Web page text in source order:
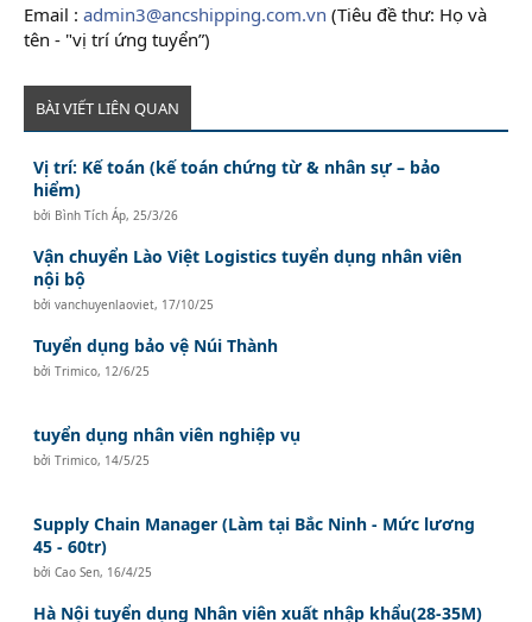
Email : admin3@ancshipping.com.vn (Tiêu đề thư: Họ và
tên - "vị trí ứng tuyển”)
BÀI VIẾT LIÊN QUAN
Vị trí: Kế toán (kế toán chứng từ & nhân sự – bảo
hiểm)
bởi Bình Tích Áp, 25/3/26
Vận chuyển Lào Việt Logistics tuyển dụng nhân viên
nội bộ
bởivanchuyenlaoviet, 17/10/25
Tuyển dụng bảo vệ Núi Thành
bởiTrimico, 12/6/25
tuyển dụng nhân viên nghiệp vụ
bởiTrimico, 14/5/25
Supply Chain Manager (Làm tại Bắc Ninh - Mức lương
45 - 60tr)
bởiCao Sen, 16/4/25
Hà Nội tuyển dụng Nhân viên xuất nhập khẩu(28-35M)